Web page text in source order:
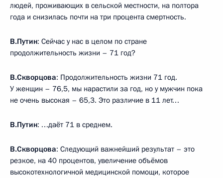
людей, проживающих в сельской местности, на полтора
года и снизилась почти на три процента смертность.
В.Путин: Сейчас у нас в целом по стране
продолжительность жизни – 71 год?
В.Скворцова: Продолжительность жизни 71 год.
У женщин – 76,5, мы нарастили за год, но у мужчин пока
не очень высокая – 65,3. Это различие в 11 лет…
В.Путин: …даёт 71 в среднем.
В.Скворцова: Следующий важнейший результат – это
резкое, на 40 процентов, увеличение объёмов
высокотехнологичной медицинской помощи, которое